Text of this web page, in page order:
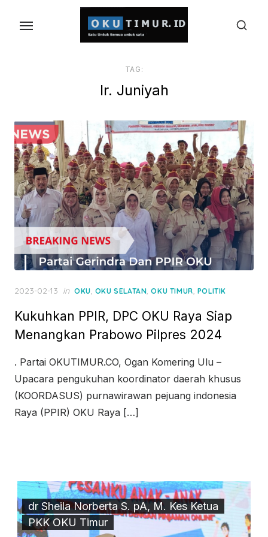
TAG:
Ir. Juniyah
Posted
2023-02-13 in OKU, OKU SELATAN,OKU TIMUR, POLITIK
Kukuhkan PPIR, DPC OKU Raya Siap
Menangkan Prabowo Pilpres 2024
. Partai OKUTIMUR.CO, Ogan Komering Ulu –
Upacara pengukuhan koordinator daerah khusus
(KOORDASUS) purnawirawan pejuang indonesia
Raya (PPIR) OKU Raya […]
dr Sheila Norberta S. pA, M. Kes Ketua
PKK OKU Timur